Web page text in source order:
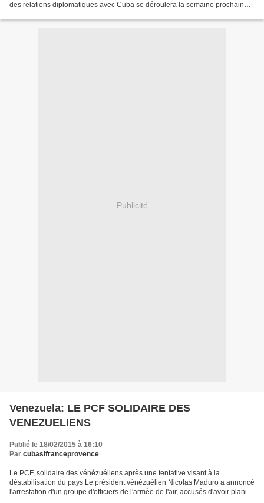
des relations diplomatiques avec Cuba se déroulera la semaine prochaine à
Publicité
Venezuela: LE PCF SOLIDAIRE DES
VENEZUELIENS
Publié le 18/02/2015 à 16:10
Par cubasifranceprovence
Le PCF, solidaire des vénézuéliens après une tentative visant à la
déstabilisation du pays Le président vénézuélien Nicolas Maduro a annoncé
l'arrestation d'un groupe d'officiers de l'armée de l'air, accusés d'avoir planifié